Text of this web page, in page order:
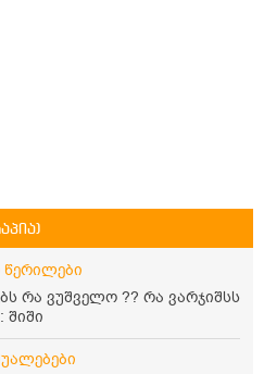
რა ვუშველო ?? რა ვარჯიშსს
შიში